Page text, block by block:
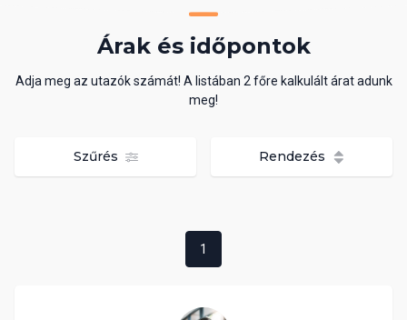
Árak és időpontok
Adja meg az utazók számát! A listában 2 főre kalkulált árat adunk
meg!
Szűrés Rendezés
1